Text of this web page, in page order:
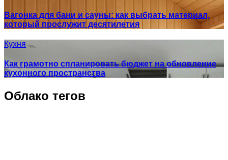
Вагонка для бани и сауны: как выбрать материал,
который прослужит десятилетия
Кухня
Как грамотно спланировать бюджет на обновление
кухонного пространства
Облако тегов